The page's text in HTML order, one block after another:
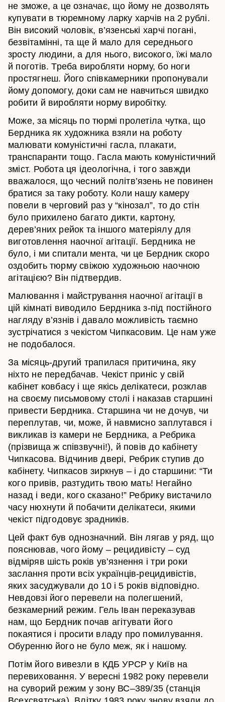
не зможе, а це означає, що йому не дозволять
купувати в тюремному ларку харчів на 2 рублі.
Він високий чоловік, в’язенські харчі погані,
безвітамінні, та ще й мало для середнього
зросту людини, а для нього, високого, їжі мало
й поготів. Треба виробляти норму, бо ноги
простягнеш. Його співкамерники пропонували
йому допомогу, доки сам не навчиться швидко
робити й виробляти норму виробітку.
Може, за місяць по тюрмі пролетіла чутка, що
Бердника як художника взяли на роботу
малювати комуністичні гасла, плакати,
транспаранти тощо. Гасла мають комуністичний
зміст. Робота ця ідеологічна, і того завжди
вважалося, що чесний політв’язень не повинен
братися за таку роботу. Коли нашу камеру
повели в черговий раз у “кінозал”, то до стін
було прихилено багато дикти, картону,
дерев’яних рейок та іншого матеріялу для
виготовлення наочної агітації. Бердника не
було, і ми спитали мента, чи це Бердник скоро
оздобить тюрму свіжою художньою наочною
агітацією? Він підтвердив.
Малювання і майстрування наочної агітації в
цій кімнаті виводило Бердника з-під постійного
нагляду в’язнів і давало можливість таємно
зустрічатися з чекістом Чипкасовим. Це нам уже
не подобалося.
За місяць-другий трапилася притичина, яку
ніхто не передбачав. Чекіст приніс у свій
кабінет ковбасу і ще якісь делікатеси, розклав
на своєму письмовому столі і наказав старшині
привести Бердника. Старшина чи не дочув, чи
переплутав, чи, може, й навмисно заплутався і
викликав із камери не Бердника, а Ребрика
(прізвища ж співзвучні!), й повів до кабінету
Чипкасова. Відчинив двері, Ребрик ступив до
кабінету. Чипкасов зиркнув – і до старшини: “Ти
кого привів, разтудить твою мать! Негайно
назад і веди, кого сказано!” Ребрику вистачило
часу нюхнути й побачити делікатеси, якими
чекіст підгодовує зрадників.
Цей факт був однозначний. Він лягав у ряд, що
пояснював, чого йому – рецидивісту – суд
відміряв шість років ув’язнення і три роки
заслання проти всіх українців-рецидивістів,
яких засуджували до 10 і 5 років відповідно.
Невдовзі його перевели на полегшений,
безкамерний режим. Гель Іван переказував
нам, що Бердник почав агітувати його
покаятися і просити владу про помилування.
Обуренню його не було меж, як і нашому.
Потім його вивезли в КДБ УРСР у Київ на
перевиховання. У вересні 1982 року перевели
на суворий режим у зону ВС–389/35 (станція